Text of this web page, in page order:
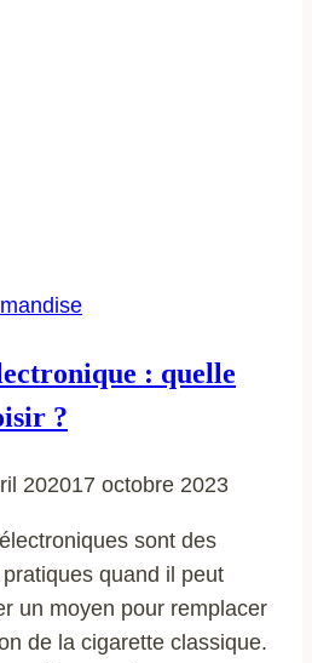
: quelle
?
202017 octobre 2023
sont des
quand il peut
un moyen pour remplacer
de la cigarette classique.